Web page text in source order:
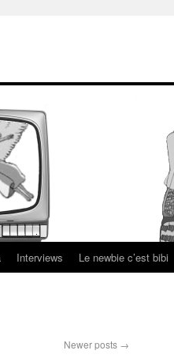
Interviews Le newbie c’est bibi
Newer posts →